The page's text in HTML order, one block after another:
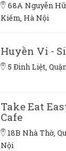
68A Nguyễn
Kiếm, Hà Nội
Huyền Vi -
5 Đinh Liệt,
Take Eat
Cafe
18B Nhà Thờ,
Nội